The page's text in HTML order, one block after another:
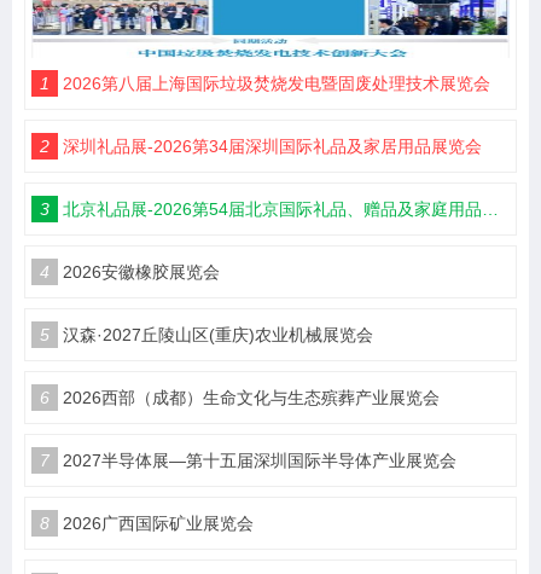
1 2026第八届上海国际垃圾焚烧发电暨固废处理技术展览会
2 深圳礼品展-2026第34届深圳国际礼品及家居用品展览会
3 北京礼品展-2026第54届北京国际礼品、赠品及家庭用品展览会
4 2026安徽橡胶展览会
5 汉森·2027丘陵山区(重庆)农业机械展览会
6 2026西部（成都）生命文化与生态殡葬产业展览会
7 2027半导体展—第十五届深圳国际半导体产业展览会
8 2026广西国际矿业展览会